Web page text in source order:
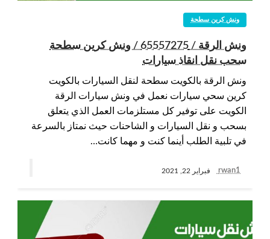
ونش كرين سطحة
ونش الرقة / 65557275 / ونش كرين سطحة
سحب نقل انقاذ سيارات
ونش الرقة بالكويت سطحة لنقل السيارات بالكويت
كرين سحي سيارات نعمل في ونش سيارات الرقة
الكويت على توفير كل مستلزمات العمل الذي يتعلق
بسحب و نقل السيارات و الشاحنات حيث نمتاز بالسرعة
في تلبية الطلب أينما كنت و مهما كانت…
rwan1 فبراير 22, 2021